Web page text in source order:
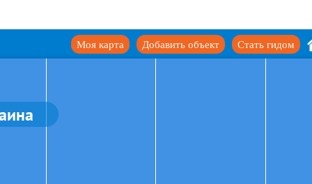
Стать гидом
Добавить объект
Моя карта